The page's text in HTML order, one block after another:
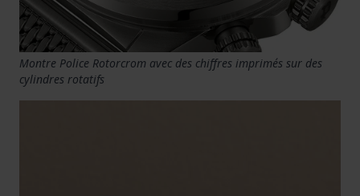
Montre Police Rotorcrom avec des chiffres imprimés sur des
cylindres rotatifs